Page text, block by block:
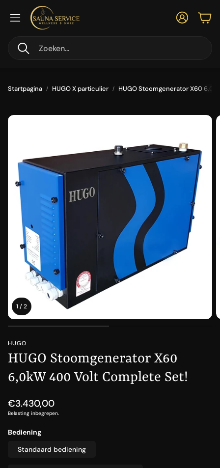
Zoeken
Account
Startpagina HUGO X particulier HUGO Stoomgenerator X60
1/2
HUGO
HUGO Stoomgenerator X60
6,0kW 400 Volt Complete Set!
Normale
prijs
€3.430,00
Belasting inbegrepen.
Bediening
Standaard bediening